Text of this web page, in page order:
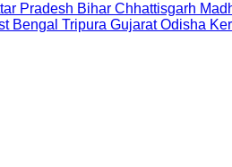
Pradesh Bihar Chhattisgarh
Bengal Tripura Gujarat Odisha